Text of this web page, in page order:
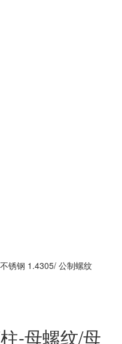
锈钢 1.4305/ 公制螺纹
-母螺纹/母